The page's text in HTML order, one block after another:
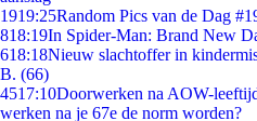
1919:25Random Pics van de Dag
818:19In Spider-Man: Brand New
618:18Nieuw slachtoffer in
B. (66)
4517:10Doorwerken na AOW-
werken na je 67e de norm worden?